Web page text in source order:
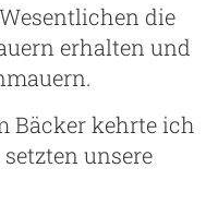
die
erhalten und
Bäcker kehrte ich
unsere